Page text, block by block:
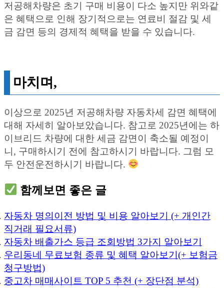
저공해차량은 초기 구매 비용이 다소 높지만 위와같
은 혜택으로 인해 장기적으로는 연료비 절감 및 세
금 감면 등의 경제적 혜택을 받을 수 있습니다.
마치며,
이상으로 2025년 저공해차량 자동차세 감면 혜택에
대해 자세히 알아보았습니다. 참고로 2025년에는 하
이브리드 차량에 대한 세금 감면이 축소될 예정이
니, 구매하시기 전에 참고하시기 바랍니다. 그럼 모
두 안전운전하시기 바랍니다.
함께보면 좋은 글
자동차 명의이전 방법 및 비용 알아보기 (+ 개인간
직거래 필요서류)
자동차 배출가스 등급 조회방법 3가지 알아보기
우리동네 무료보험 종류 및 혜택 알아보기(+ 보험금
청구방법)
중고차 매매사이트 TOP 5 추천 (+ 장단점 분석)